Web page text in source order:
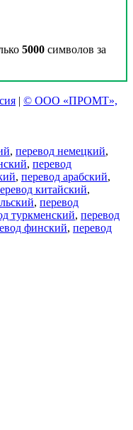
5000 символов за
| © ООО «ПРОМТ»,
, перевод немецкий,
, перевод
, перевод арабский,
китайский,
, перевод
туркменский, перевод
финский, перевод